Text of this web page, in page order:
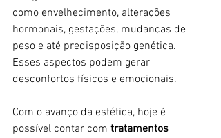
como envelhecimento, alterações
hormonais, gestações, mudanças de
peso e até predisposição genética.
Esses aspectos podem gerar
desconfortos físicos e emocionais.
Com o avanço da estética, hoje é
possível contar com tratamentos